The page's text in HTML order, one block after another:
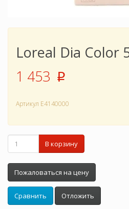
Loreal Dia Color
1 453 p
Артикул E4140000
В корзину
Пожаловаться на цену
Сравнить Отложить